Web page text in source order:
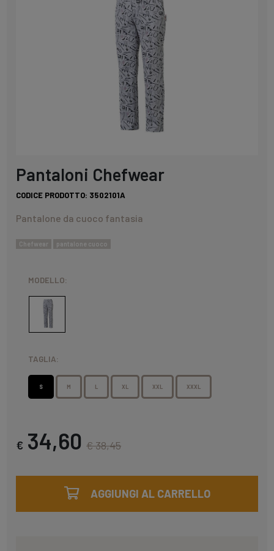
Pantaloni Chefwear
CODICE PRODOTTO: 3502101A
Pantalone da cuoco fantasia
Chefwear pantalone cuoco
MODELLO:
TAGLIA:
S M L XL XXL XXXL
€ 34,60€ 38,45
AGGIUNGI AL CARRELLO